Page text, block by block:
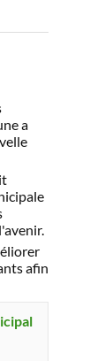
a
afin